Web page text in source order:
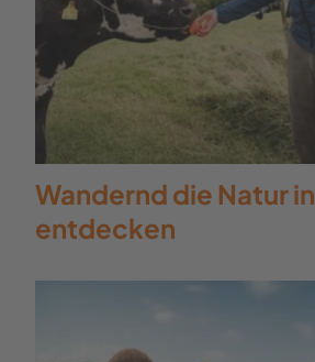
Wandernd die Natur
entdecken